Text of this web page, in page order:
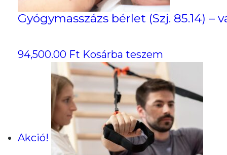
Gyógymasszázs bérlet (Szj. 85.14) –
94,500.00 Ft Kosárba teszem
Akció!